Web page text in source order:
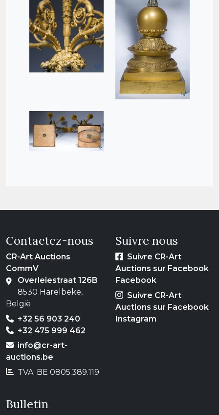
Contactez-nous
CR-Art Auctions
CommV
Overleiestraat 126B
8530 Harelbeke,
België
+32 56 903 240
+32 475 999 462
info@cr-art-
auctions.be
TVA: BE 0805.389.119
Suivre nous
Suivre CR-Art
Auctions sur Facebook
Facebook
Suivre CR-Art
Auctions sur Facebook
Instagram
Bulletin